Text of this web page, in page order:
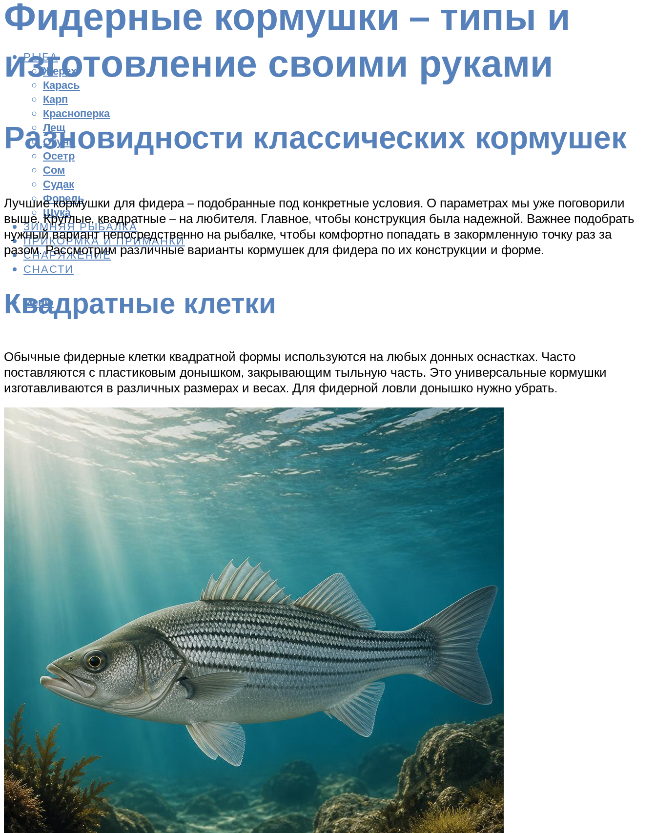
РЫБА
Жерех
Карась
Карп
Красноперка
Лещ
Окунь
Осетр
Сом
Судак
Форель
Щука
ЗИМНЯЯ РЫБАЛКА
ПРИКОРМКА И ПРИМАНКИ
СНАРЯЖЕНИЕ
СНАСТИ
Меню
Фидерные кормушки – типы и
изготовление своими руками
Разновидности классических кормушек
Лучшие кормушки для фидера – подобранные под конкретные условия. О параметрах мы уже поговорили
выше. Круглые, квадратные – на любителя. Главное, чтобы конструкция была надежной. Важнее подобрать
нужный вариант непосредственно на рыбалке, чтобы комфортно попадать в закормленную точку раз за
разом. Рассмотрим различные варианты кормушек для фидера по их конструкции и форме.
Квадратные клетки
Обычные фидерные клетки квадратной формы используются на любых донных оснастках. Часто
поставляются с пластиковым донышком, закрывающим тыльную часть. Это универсальные кормушки
изготавливаются в различных размерах и весах. Для фидерной ловли донышко нужно убрать.